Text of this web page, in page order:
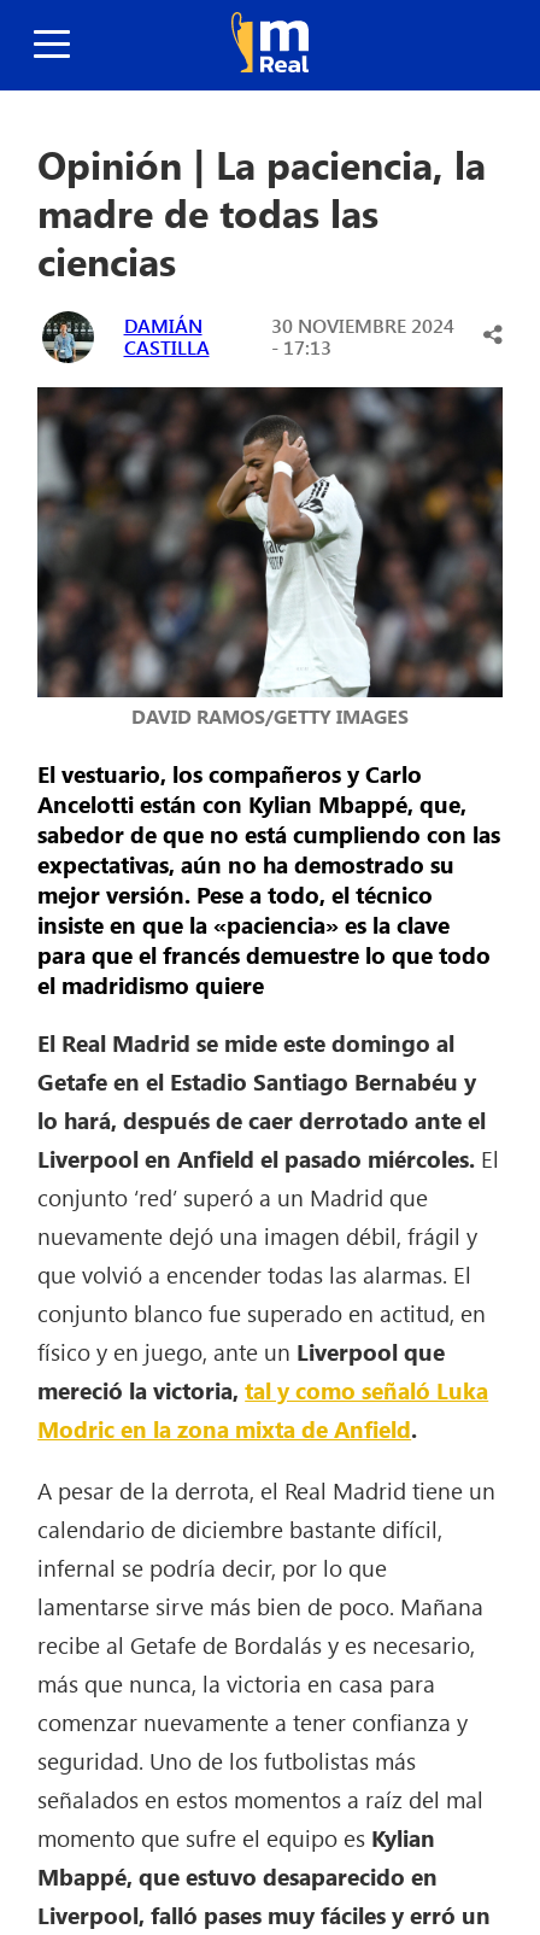
Opinión | La paciencia, la
madre de todas las
ciencias
DAMIÁN
CASTILLA
30 NOVIEMBRE 2024
- 17:13
DAVID RAMOS/GETTY IMAGES
El vestuario, los compañeros y Carlo
Ancelotti están con Kylian Mbappé, que,
sabedor de que no está cumpliendo con las
expectativas, aún no ha demostrado su
mejor versión. Pese a todo, el técnico
insiste en que la «paciencia» es la clave
para que el francés demuestre lo que todo
el madridismo quiere
El Real Madrid se mide este domingo al
Getafe en el Estadio Santiago Bernabéu y
lo hará, después de caer derrotado ante el
Liverpool en Anfield el pasado miércoles. El
conjunto ‘red’ superó a un Madrid que
nuevamente dejó una imagen débil, frágil y
que volvió a encender todas las alarmas. El
conjunto blanco fue superado en actitud, en
físico y en juego, ante un Liverpool que
mereció la victoria,tal y como señaló Luka
Modric en la zona mixta de Anfield.
A pesar de la derrota, el Real Madrid tiene un
calendario de diciembre bastante difícil,
infernal se podría decir, por lo que
lamentarse sirve más bien de poco. Mañana
recibe al Getafe de Bordalás y es necesario,
más que nunca, la victoria en casa para
comenzar nuevamente a tener confianza y
seguridad. Uno de los futbolistas más
señalados en estos momentos a raíz del mal
momento que sufre el equipo es Kylian
Mbappé, que estuvo desaparecido en
Liverpool, falló pases muy fáciles y erró un